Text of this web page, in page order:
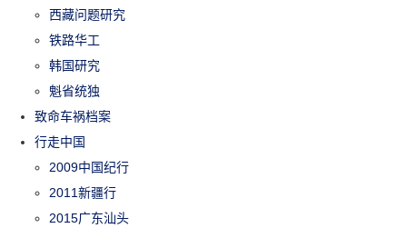
西藏问题研究
铁路华工
韩国研究
魁省统独
致命车祸档案
行走中国
2009中国纪行
2011新疆行
2015广东汕头